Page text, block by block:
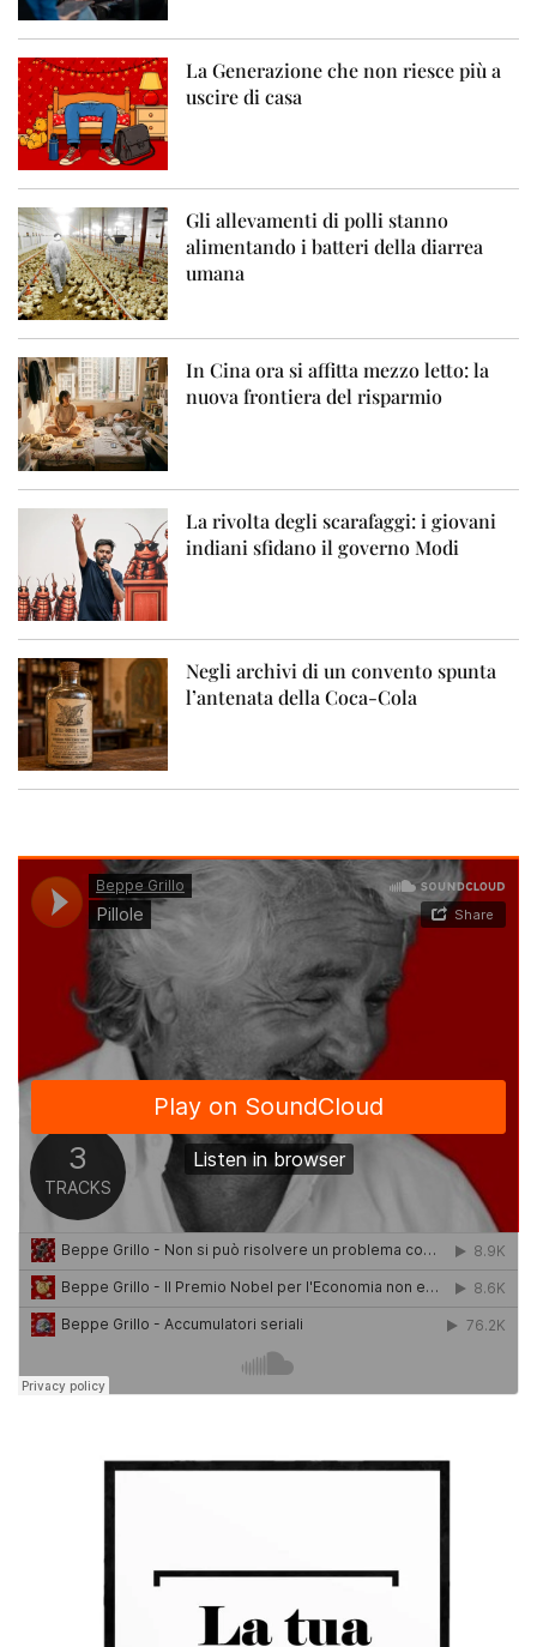
La Generazione che non riesce più a
uscire di casa
Gli allevamenti di polli stanno
alimentando i batteri della diarrea
umana
In Cina ora si affitta mezzo letto: la
nuova frontiera del risparmio
La rivolta degli scarafaggi: i giovani
indiani sfidano il governo Modi
Negli archivi di un convento spunta
l’antenata della Coca-Cola